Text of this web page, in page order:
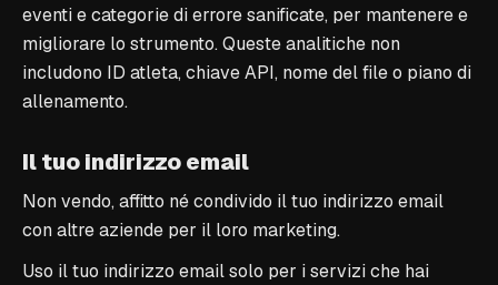
eventi e categorie di errore sanificate, per mantenere e
migliorare lo strumento. Queste analitiche non
includono ID atleta, chiave API, nome del file o piano di
allenamento.
Il tuo indirizzo email
Non vendo, affitto né condivido il tuo indirizzo email
con altre aziende per il loro marketing.
Uso il tuo indirizzo email solo per i servizi che hai